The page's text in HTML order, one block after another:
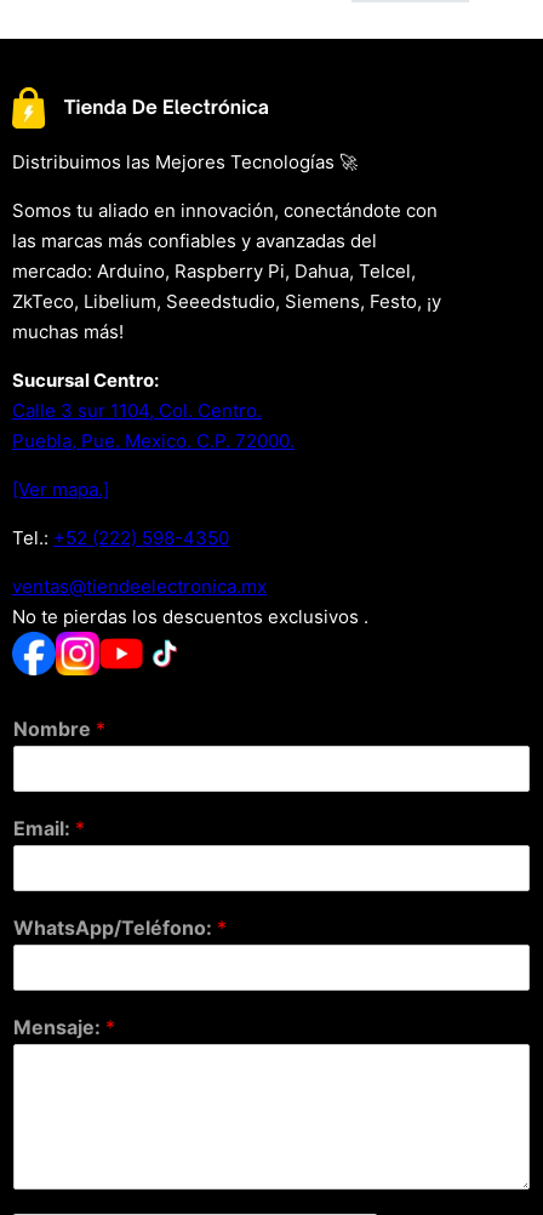
Distribuimos las Mejores Tecnologías 🚀
Somos tu aliado en innovación, conectándote con
las marcas más confiables y avanzadas del
mercado: Arduino, Raspberry Pi, Dahua, Telcel,
ZkTeco, Libelium, Seeedstudio, Siemens, Festo, ¡y
muchas más!
Sucursal Centro:
Calle 3 sur 1104, Col. Centro.
Puebla, Pue. Mexico. C.P. 72000.
[Ver mapa.]
Tel.: +52 (222) 598-4350
xm.acinortceleedneit@satnev
No te pierdas los descuentos exclusivos .
Nombre *
Email: *
WhatsApp/Teléfono: *
Mensaje: *